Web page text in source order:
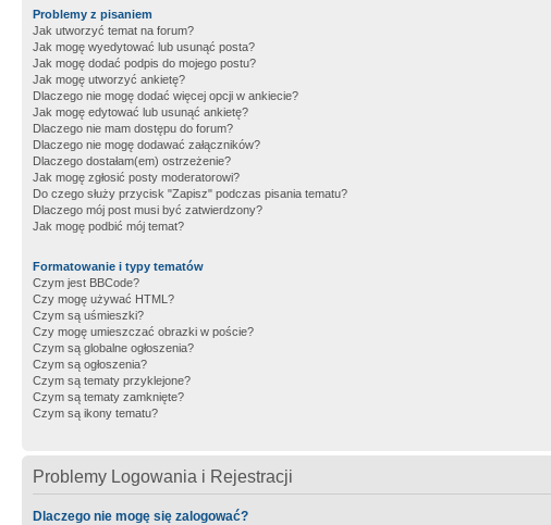
Problemy z pisaniem
Jak utworzyć temat na forum?
Jak mogę wyedytować lub usunąć posta?
Jak mogę dodać podpis do mojego postu?
Jak mogę utworzyć ankietę?
Dlaczego nie mogę dodać więcej opcji w ankiecie?
Jak mogę edytować lub usunąć ankietę?
Dlaczego nie mam dostępu do forum?
Dlaczego nie mogę dodawać załączników?
Dlaczego dostałam(em) ostrzeżenie?
Jak mogę zgłosić posty moderatorowi?
Do czego służy przycisk "Zapisz" podczas pisania tematu?
Dlaczego mój post musi być zatwierdzony?
Jak mogę podbić mój temat?
Formatowanie i typy tematów
Czym jest BBCode?
Czy mogę używać HTML?
Czym są uśmieszki?
Czy mogę umieszczać obrazki w poście?
Czym są globalne ogłoszenia?
Czym są ogłoszenia?
Czym są tematy przyklejone?
Czym są tematy zamknięte?
Czym są ikony tematu?
Problemy Logowania i Rejestracji
Dlaczego nie mogę się zalogować?